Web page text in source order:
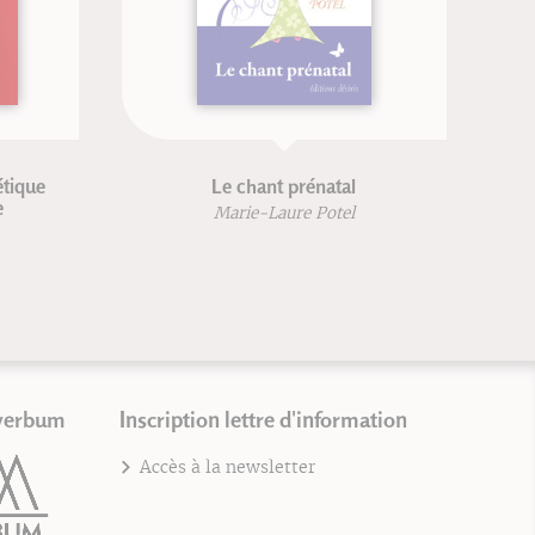
Les Katas
Kenji Tokitsu
Inscription lettre d'information
Accès à la newsletter